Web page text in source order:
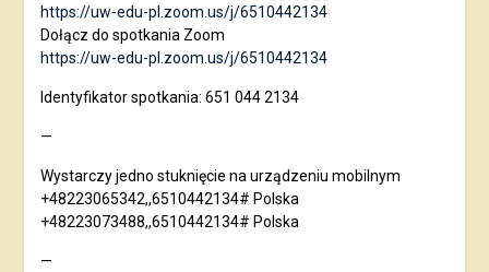
https://uw-edu-pl.zoom.us/j/6510442134
Dołącz do spotkania Zoom
https://uw-edu-pl.zoom.us/j/6510442134
Identyfikator spotkania: 651 044 2134
—
Wystarczy jedno stuknięcie na urządzeniu mobilnym
+48223065342,,6510442134# Polska
+48223073488,,6510442134# Polska
—